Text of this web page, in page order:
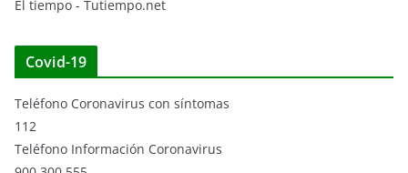
El tiempo - Tutiempo.net
Covid-19
Teléfono Coronavirus con síntomas
112
Teléfono Información Coronavirus